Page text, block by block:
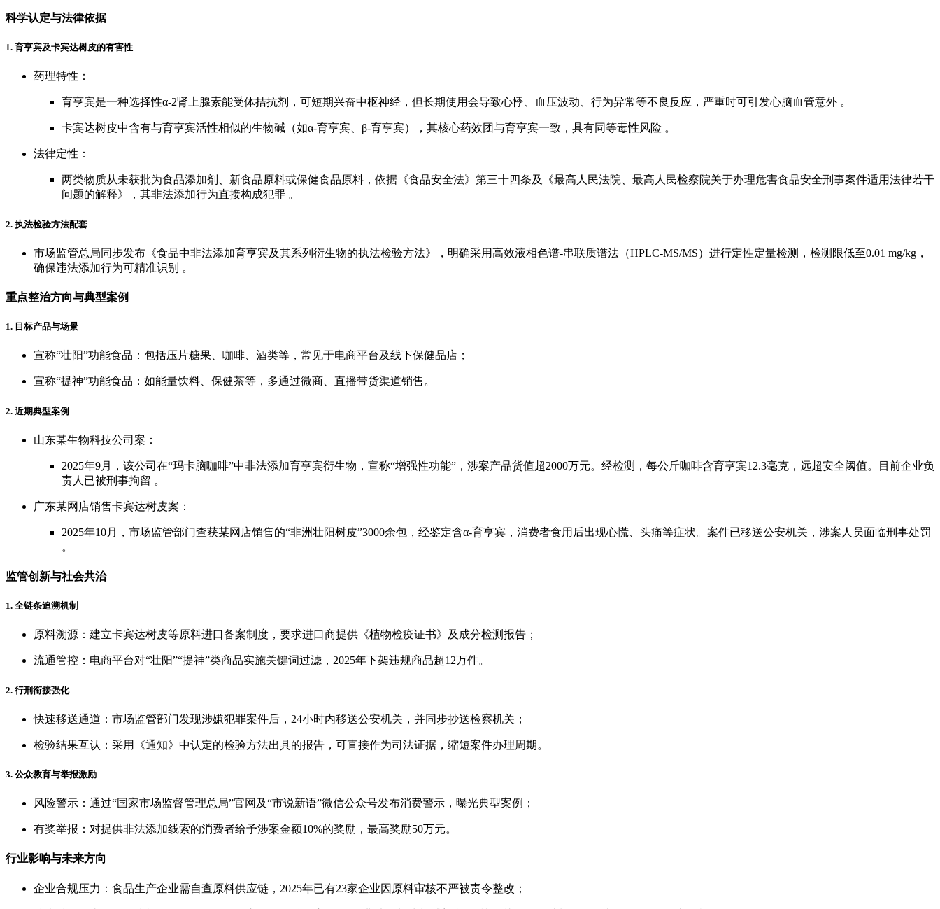
科学认定与法律依据
1. 育亨宾及卡宾达树皮的有害性
药理特性：
育亨宾是一种选择性α-2肾上腺素能受体拮抗剂，可短期兴奋中枢神经，但长期使用会导致心悸、血压波动、行为异常等不良反应，严重时可引发心脑血管意外 。
卡宾达树皮中含有与育亨宾活性相似的生物碱（如α-育亨宾、β-育亨宾），其核心药效团与育亨宾一致，具有同等毒性风险 。
法律定性：
两类物质从未获批为食品添加剂、新食品原料或保健食品原料，依据《食品安全法》第三十四条及《最高人民法院、最高人民检察院关于办理危害食品安全刑事案件适用法律若干
问题的解释》，其非法添加行为直接构成犯罪 。
2. 执法检验方法配套
市场监管总局同步发布《食品中非法添加育亨宾及其系列衍生物的执法检验方法》，明确采用高效液相色谱-串联质谱法（HPLC-MS/MS）进行定性定量检测，检测限低至0.01 mg/kg，
确保违法添加行为可精准识别 。
重点整治方向与典型案例
1. 目标产品与场景
宣称“壮阳”功能食品：包括压片糖果、咖啡、酒类等，常见于电商平台及线下保健品店；
宣称“提神”功能食品：如能量饮料、保健茶等，多通过微商、直播带货渠道销售。
2. 近期典型案例
山东某生物科技公司案：
2025年9月，该公司在“玛卡脑咖啡”中非法添加育亨宾衍生物，宣称“增强性功能”，涉案产品货值超2000万元。经检测，每公斤咖啡含育亨宾12.3毫克，远超安全阈值。目前企业负
责人已被刑事拘留 。
广东某网店销售卡宾达树皮案：
2025年10月，市场监管部门查获某网店销售的“非洲壮阳树皮”3000余包，经鉴定含α-育亨宾，消费者食用后出现心慌、头痛等症状。案件已移送公安机关，涉案人员面临刑事处罚
。
监管创新与社会共治
1. 全链条追溯机制
原料溯源：建立卡宾达树皮等原料进口备案制度，要求进口商提供《植物检疫证书》及成分检测报告；
流通管控：电商平台对“壮阳”“提神”类商品实施关键词过滤，2025年下架违规商品超12万件。
2. 行刑衔接强化
快速移送通道：市场监管部门发现涉嫌犯罪案件后，24小时内移送公安机关，并同步抄送检察机关；
检验结果互认：采用《通知》中认定的检验方法出具的报告，可直接作为司法证据，缩短案件办理周期。
3. 公众教育与举报激励
风险警示：通过“国家市场监督管理总局”官网及“市说新语”微信公众号发布消费警示，曝光典型案例；
有奖举报：对提供非法添加线索的消费者给予涉案金额10%的奖励，最高奖励50万元。
行业影响与未来方向
企业合规压力：食品生产企业需自查原料供应链，2025年已有23家企业因原料审核不严被责令整改；